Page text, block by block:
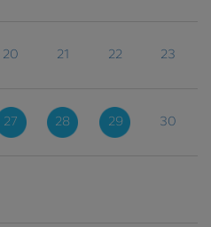
20 21 22 23
27 28 29 30